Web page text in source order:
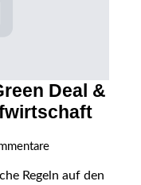
Deal &
Regeln auf den